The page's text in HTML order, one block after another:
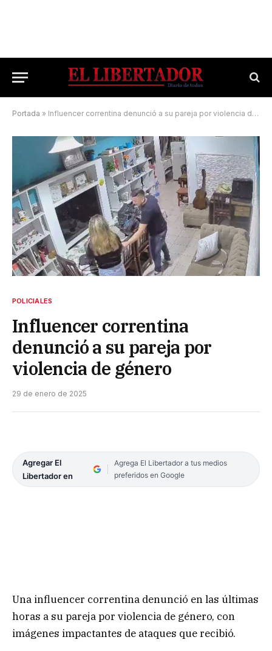
Portada » Influencer correntina denunció a su pareja por violencia de género
POLICIALES
Influencer correntina
denunció a su pareja por
violencia de género
29 de enero de 2025
Agregar El
Libertador en
Agrega El Libertador a tus medios
preferidos en Google
Una influencer correntina denunció en las últimas
horas a su pareja por violencia de género, con
imágenes impactantes de ataques que recibió.